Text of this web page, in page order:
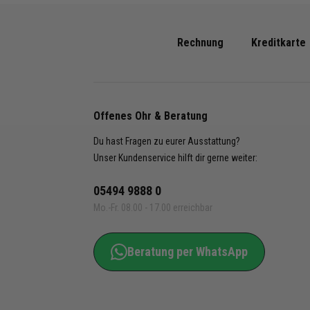
-
-
455,
-
365,
4400-
-
Rechnung Kreditkarte
Offenes Ohr & Beratung
Du hast Fragen zu eurer Ausstattung?
Unser Kundenservice hilft dir gerne weiter:
05494 9888 0
Mo.-Fr. 08.00 - 17.00 erreichbar
Beratung per WhatsApp